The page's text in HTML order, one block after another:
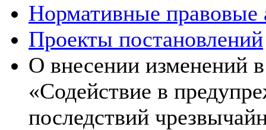
Нормативные правовые
Проекты постановлений
О внесении изменений
«Содействие в
последствий